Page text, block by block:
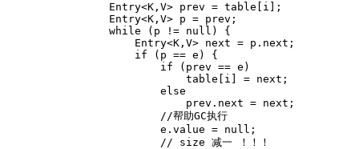
                Entry<K,V> prev = table[i];
                Entry<K,V> p = prev;
                while (p != null) {
                    Entry<K,V> next = p.next;
                    if (p == e) {
                        if (prev == e)
                            table[i] = next;
                        else
                            prev.next = next;
                        //帮助GC执行
                        e.value = null;
                        // size 减一 ！！！